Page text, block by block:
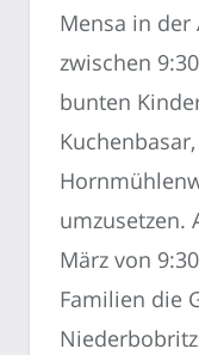
Mensa in der
zwischen
bunten
umzusetzen.
März von
Familien die